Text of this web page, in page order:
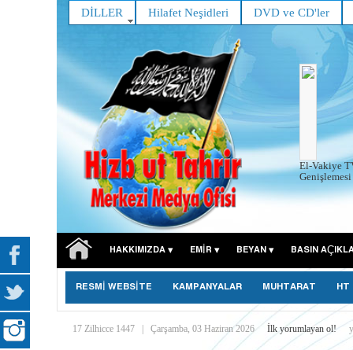
DİLLER Hilafet Neşidleri DVD ve CD'ler
El-Vakiye
Genişlemesi
HAKKIMIZDA EMIR BEYAN BASIN
RESMİ WEBSİTE KAMPANYALAR MUHTARAT HT
17 Zilhicce 1447 Çarşamba, 03 Haziran 2026 İlk yorumlayan ol!